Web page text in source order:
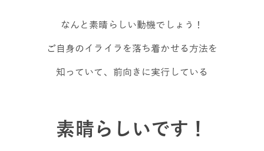
なんと素晴らしい動機でしょう！
ご自身のイライラを落ち着かせる方法を
知っていて、前向きに実行している
素晴らしいです！